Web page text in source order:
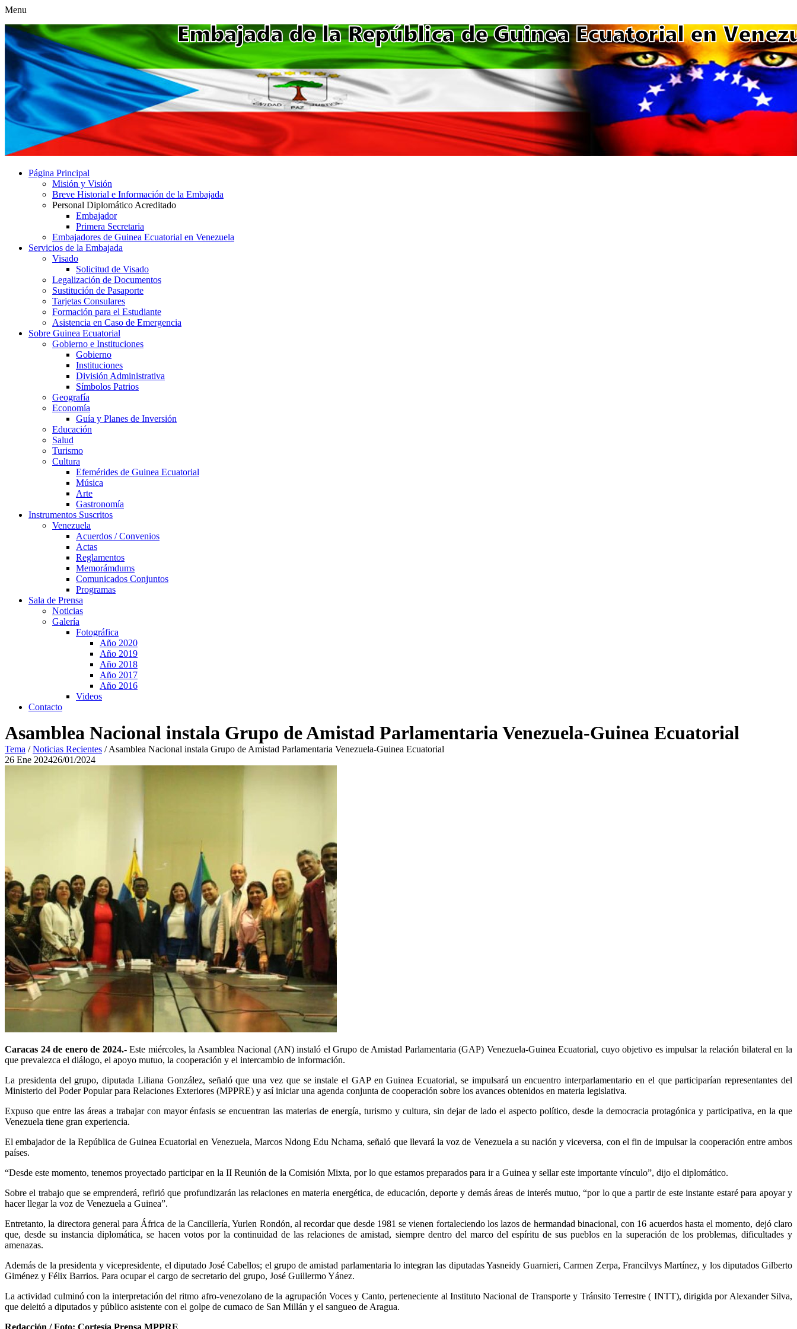
Menu
Página Principal
Misión y Visión
Breve Historial e Información de la Embajada
Personal Diplomático Acreditado
Embajador
Primera Secretaria
Embajadores de Guinea Ecuatorial en Venezuela
Servicios de la Embajada
Visado
Solicitud de Visado
Legalización de Documentos
Sustitución de Pasaporte
Tarjetas Consulares
Formación para el Estudiante
Asistencia en Caso de Emergencia
Sobre Guinea Ecuatorial
Gobierno e Instituciones
Gobierno
Instituciones
División Administrativa
Símbolos Patrios
Geografía
Economía
Guía y Planes de Inversión
Educación
Salud
Turismo
Cultura
Efemérides de Guinea Ecuatorial
Música
Arte
Gastronomía
Instrumentos Suscritos
Venezuela
Acuerdos / Convenios
Actas
Reglamentos
Memorámdums
Comunicados Conjuntos
Programas
Sala de Prensa
Noticias
Galería
Fotográfica
Año 2020
Año 2019
Año 2018
Año 2017
Año 2016
Videos
Contacto
Asamblea Nacional instala Grupo de Amistad Parlamentaria Venezuela-Guinea Ecuatorial
Tema /Noticias Recientes /Asamblea Nacional instala Grupo de Amistad Parlamentaria Venezuela-Guinea Ecuatorial
26 Ene 202426/01/2024
Caracas 24 de enero de 2024.-Este miércoles, la Asamblea Nacional (AN) instaló el Grupo de Amistad Parlamentaria (GAP) Venezuela-Guinea Ecuatorial, cuyo objetivo es impulsar la relación bilateral en la
que prevalezca el diálogo, el apoyo mutuo, la cooperación y el intercambio de información.
La presidenta del grupo, diputada Liliana González, señaló que una vez que se instale el GAP en Guinea Ecuatorial, se impulsará un encuentro interparlamentario en el que participarían representantes del
Ministerio del Poder Popular para Relaciones Exteriores (MPPRE) y así iniciar una agenda conjunta de cooperación sobre los avances obtenidos en materia legislativa.
Expuso que entre las áreas a trabajar con mayor énfasis se encuentran las materias de energía, turismo y cultura, sin dejar de lado el aspecto político, desde la democracia protagónica y participativa, en la que
Venezuela tiene gran experiencia.
El embajador de la República de Guinea Ecuatorial en Venezuela, Marcos Ndong Edu Nchama, señaló que llevará la voz de Venezuela a su nación y viceversa, con el fin de impulsar la cooperación entre ambos
países.
“Desde este momento, tenemos proyectado participar en la II Reunión de la Comisión Mixta, por lo que estamos preparados para ir a Guinea y sellar este importante vínculo”, dijo el diplomático.
Sobre el trabajo que se emprenderá, refirió que profundizarán las relaciones en materia energética, de educación, deporte y demás áreas de interés mutuo, “por lo que a partir de este instante estaré para apoyar y
hacer llegar la voz de Venezuela a Guinea”.
Entretanto, la directora general para África de la Cancillería, Yurlen Rondón, al recordar que desde 1981 se vienen fortaleciendo los lazos de hermandad binacional, con 16 acuerdos hasta el momento, dejó claro
que, desde su instancia diplomática, se hacen votos por la continuidad de las relaciones de amistad, siempre dentro del marco del espíritu de sus pueblos en la superación de los problemas, dificultades y
amenazas.
Además de la presidenta y vicepresidente, el diputado José Cabellos; el grupo de amistad parlamentaria lo integran las diputadas Yasneidy Guarnieri, Carmen Zerpa, Francilvys Martínez, y los diputados Gilberto
Giménez y Félix Barrios. Para ocupar el cargo de secretario del grupo, José Guillermo Yánez.
La actividad culminó con la interpretación del ritmo afro-venezolano de la agrupación Voces y Canto, perteneciente al Instituto Nacional de Transporte y Tránsito Terrestre ( INTT), dirigida por Alexander Silva,
que deleitó a diputados y público asistente con el golpe de cumaco de San Millán y el sangueo de Aragua.
Redacción / Foto: Cortesía Prensa MPPRE